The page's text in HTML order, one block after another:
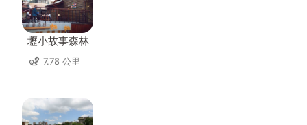
壢小故事森林
7.78 公里